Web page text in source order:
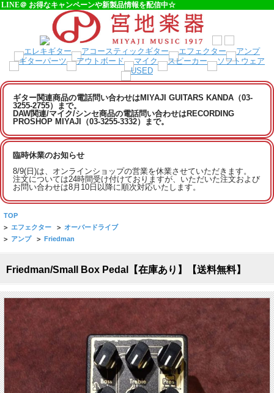
LINE＠ お得なキャンペーンや新製品情報を配信中☆
ギター関連商品の電話問い合わせはMIYAJI GUITARS KANDA（03-
3255-2755）まで。
DAW関連/マイク/シンセ商品の電話問い合わせはRECORDING
PROSHOP MIYAJI（03-3255-3332）まで。
臨時休業のお知らせ
8/9(日)は、オンラインショップの営業を休業させていただきます。
注文については24時間受け付けておりますが、いただいた注文および
お問い合わせは8月10日以降に順次対応いたします。
TOP
> エフェクター > オーバードライブ
> アンプ > Friedman
Friedman/Small Box Pedal【在庫あり】【送料無料】